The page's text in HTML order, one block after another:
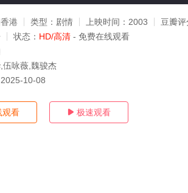
港 类型： 剧情 上映时间： 2003 豆瓣评
状态： HD/高清 - 免费在线观看
伍咏薇,魏骏杰
2025-10-08
观看  极速观看